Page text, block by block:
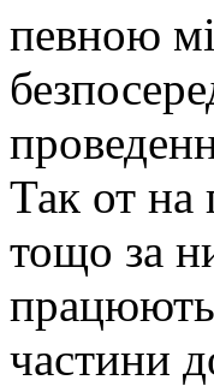
певною
Так от на
тощо за
працюють
частини